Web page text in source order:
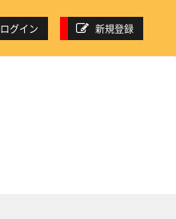
ログイン 新規登録